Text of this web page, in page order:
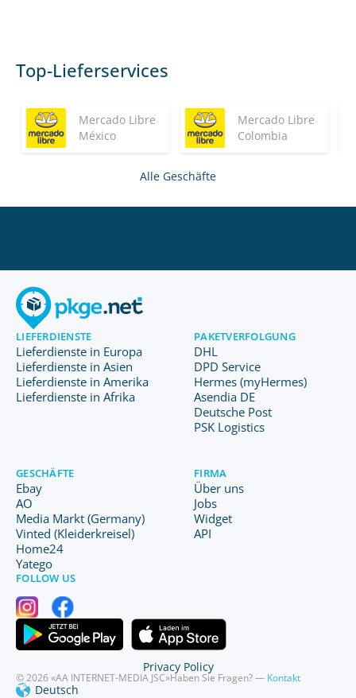
Top-Lieferservices
Mercado Libre
México
Mercado Libre
Colombia
Alle Geschäfte
LIEFERDIENSTE
Lieferdienste in Europa
Lieferdienste in Asien
Lieferdienste in Amerika
Lieferdienste in Afrika
PAKETVERFOLGUNG
DHL
DPD Service
Hermes (myHermes)
Asendia DE
Deutsche Post
PSK Logistics
GESCHÄFTE
Ebay
AO
Media Markt (Germany)
Vinted (Kleiderkreisel)
Home24
Yatego
FIRMA
Über uns
Jobs
Widget
API
FOLLOW US
© 2026 «AA INTERNET-MEDIA JSC»Haben Sie Fragen? — Kontakt
Deutsch
Privacy Policy